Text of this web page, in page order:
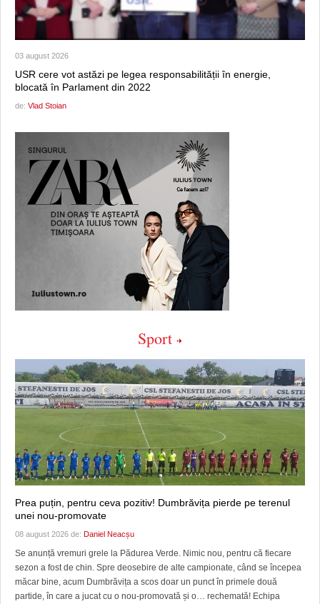
03 august 2026
USR cere vot astăzi pe legea responsabilității în energie,
blocată în Parlament din 2022
de: Vlad Stoian
Sport
Prea puțin, pentru ceva pozitiv! Dumbrăvița pierde pe terenul
unei nou-promovate
08 august 2026 de: Daniel Neacșu
Se anunță vremuri grele la Pădurea Verde. Nimic nou, pentru că fiecare
sezon a fost de chin. Spre deosebire de alte campionate, când se începea
măcar bine, acum Dumbrăvița a scos doar un punct în primele două
partide, în care a jucat cu o nou-promovată și o… rechemată! Echipa